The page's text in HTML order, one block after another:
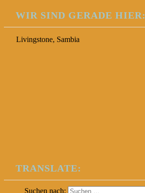
WIR SIND GERADE HIER:
Livingstone, Sambia
TRANSLATE:
Suchen nach: